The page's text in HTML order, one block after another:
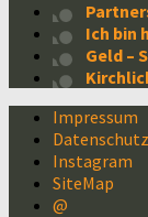
Ich bin
Geld –
Impressum
Datenschutz
Instagram
SiteMap
@